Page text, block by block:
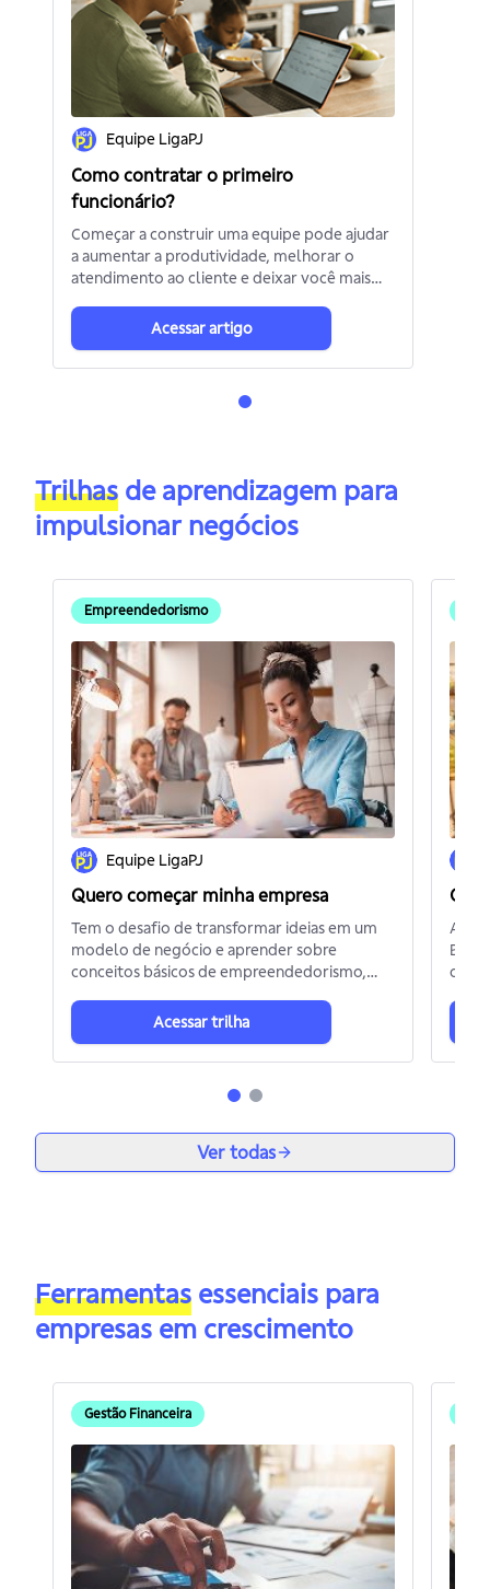
Equipe LigaPJ
Como contratar o primeiro
funcionário?
Começar a construir uma equipe pode ajudar
a aumentar a produtividade, melhorar o
atendimento ao cliente e deixar você mais
Acessar artigo
Trilhas de aprendizagem para
impulsionar negócios
Empreendedorismo
Equipe LigaPJ
Quero começar minha empresa
Tem o desafio de transformar ideias em um
modelo de negócio e aprender sobre
conceitos básicos de empreendedorismo,
Acessar trilha
A
Ver todas
Ferramentas essenciais para
empresas em crescimento
Gestão Financeira